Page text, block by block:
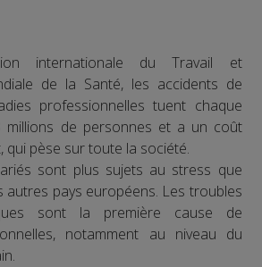
internationale du Travail et
de la Santé, les accidents de
professionnelles tuent chaque
millions de personnes et a un coût
qui pèse sur toute la société.
sont plus sujets au stress que
autres pays européens. Les troubles
sont la première cause de
notamment au niveau du